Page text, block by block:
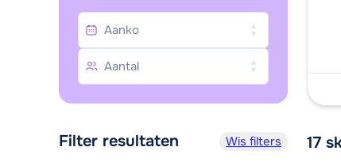
17
Filter resultaten Wis filters